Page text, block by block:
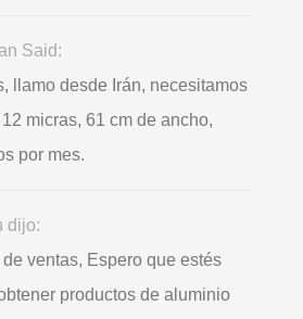
Said:
llamo desde Irán, necesitamos
micras, 61 cm de ancho,
por mes.
dijo:
ventas, Espero que estés
productos de aluminio